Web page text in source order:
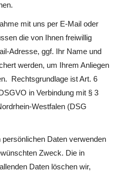
mit uns per E-Mail oder
die von Ihnen freiwillig
Adresse, ggf. Ihr Name und
werden, um Ihrem Anliegen
Rechtsgrundlage ist Art. 6
in Verbindung mit § 3
Westfalen (DSG
Daten verwenden
Zweck. Die in
Daten löschen wir,